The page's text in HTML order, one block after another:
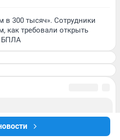
в 300 тысяч». Сотрудники
как требовали открыть
БПЛА